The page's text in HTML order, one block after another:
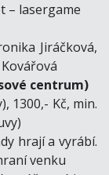
– lasergame
Jiráčková,
centrum)
1300,- Kč, min.
hrají a vyrábí.
venku